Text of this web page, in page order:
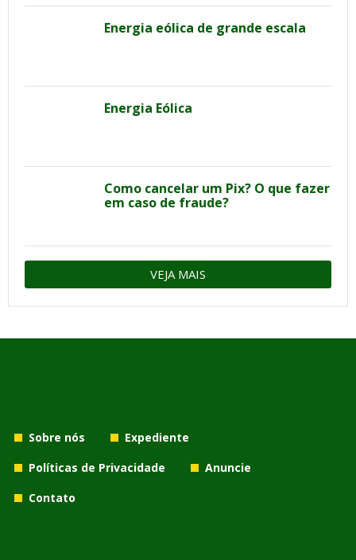
Energia eólica de grande escala
Energia Eólica
Como cancelar um Pix? O que fazer
em caso de fraude?
VEJA MAIS
Sobre nós
Expediente
Políticas de Privacidade
Anuncie
Contato